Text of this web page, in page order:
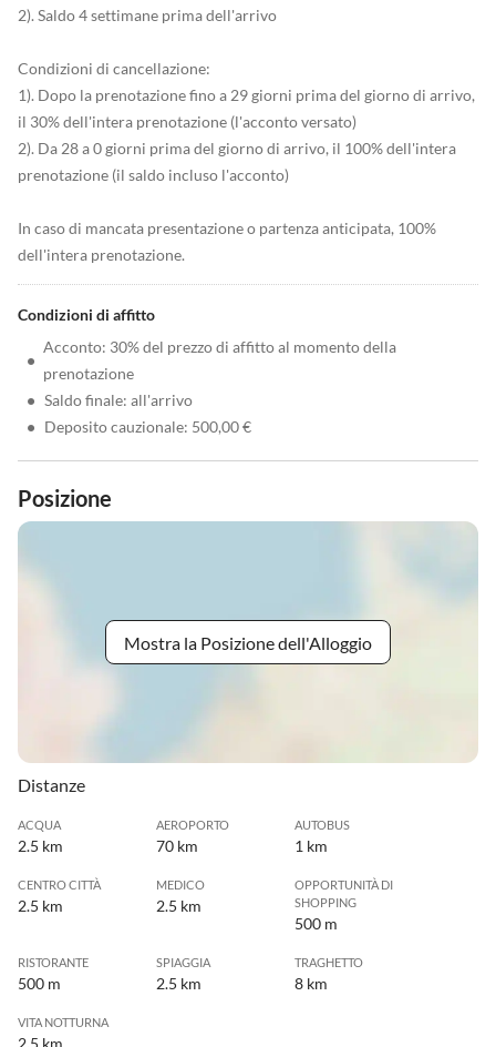
2). Saldo 4 settimane prima dell'arrivo
Condizioni di cancellazione:
1). Dopo la prenotazione fino a 29 giorni prima del giorno di arrivo,
il 30% dell'intera prenotazione (l'acconto versato)
2). Da 28 a 0 giorni prima del giorno di arrivo, il 100% dell'intera
prenotazione (il saldo incluso l'acconto)
In caso di mancata presentazione o partenza anticipata, 100%
dell'intera prenotazione.
Condizioni di affitto
•
Acconto: 30% del prezzo di affitto al momento della
prenotazione
• Saldo finale: all'arrivo
• Deposito cauzionale: 500,00 €
Posizione
Mostra la Posizione dell'Alloggio
Distanze
ACQUA
2.5 km
AEROPORTO
70 km
AUTOBUS
1 km
CENTRO CITTÀ
2.5 km
MEDICO
2.5 km
OPPORTUNITÀ DI
SHOPPING
500 m
RISTORANTE
500 m
SPIAGGIA
2.5 km
TRAGHETTO
8 km
VITA NOTTURNA
2.5 km